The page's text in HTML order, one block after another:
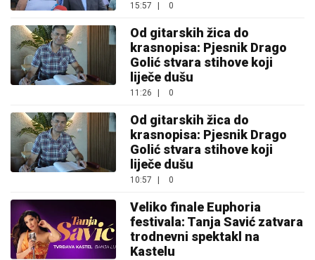
15:57 0
Od gitarskih žica do
krasnopisa: Pjesnik Drago
Golić stvara stihove koji
liječe dušu
11:26 0
Od gitarskih žica do
krasnopisa: Pjesnik Drago
Golić stvara stihove koji
liječe dušu
10:57 0
Veliko finale Euphoria
festivala: Tanja Savić zatvara
trodnevni spektakl na
Kastelu